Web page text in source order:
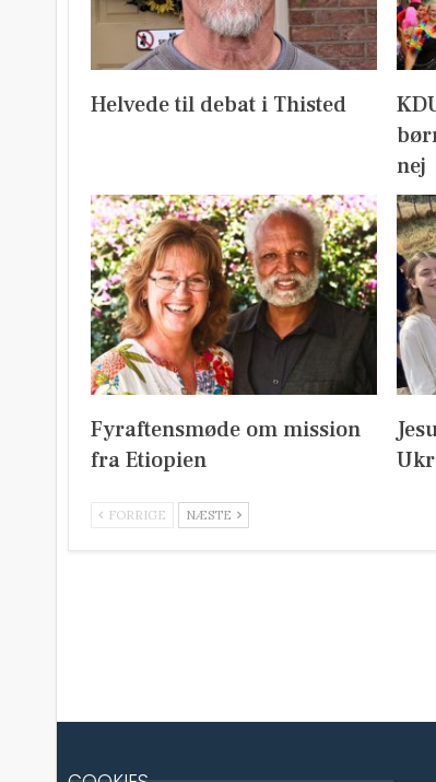
Helvede til debat i Thisted
nej
Fyraftensmøde om mission
fra Etiopien
FORRIGE NÆSTE